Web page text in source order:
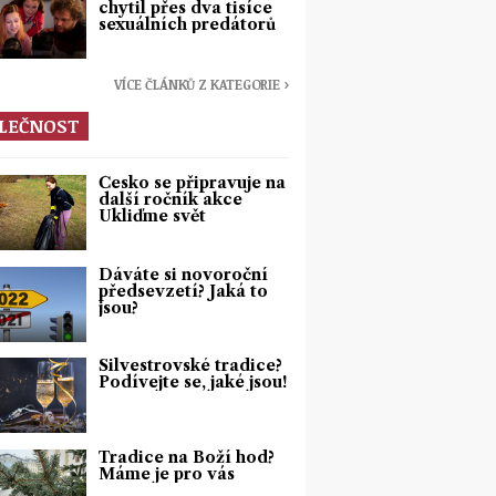
chytil přes dva tisíce
sexuálních predátorů
VÍCE ČLÁNKŮ Z KATEGORIE ›
Česko se připravuje na
další ročník akce
Ukliďme svět
Dáváte si novoroční
předsevzetí? Jaká to
jsou?
Silvestrovské tradice?
Podívejte se, jaké jsou!
Tradice na Boží hod?
Máme je pro vás